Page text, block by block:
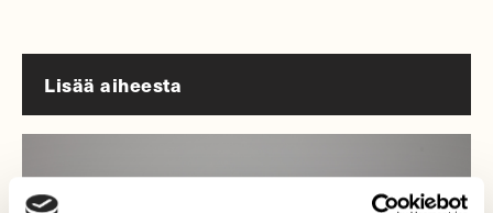
Lisää aiheesta